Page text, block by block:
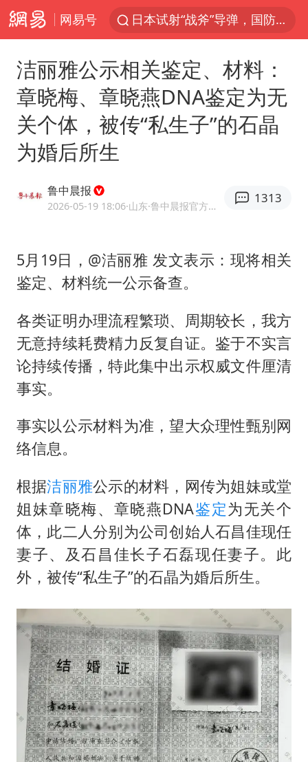
网易号
东航：国内客票提前14天免费退改
向鹏0-3不敌张本智和
四川宜宾市高县4.9级地震致1人死亡
超颖电子拟投资20.86亿建设新项目
我国外贸延续良好增长态势
宇树科技中一签需缴款7.54万元
广东雷州通报特教老师招聘违规事件
两名乘客在飞机上因调节座椅起冲突
洁丽雅公示相关鉴定、材料：
章晓梅、章晓燕DNA鉴定为无
关个体，被传“私生子”的石晶
为婚后所生
鲁中晨报
2026-05-19 18:06·山东 ·鲁中晨报官方网易号
1313
5月19日，@洁丽雅 发文表示：现将相关
鉴定、材料统一公示备查。
各类证明办理流程繁琐、周期较长，我方
无意持续耗费精力反复自证。鉴于不实言
论持续传播，特此集中出示权威文件厘清
事实。
事实以公示材料为准，望大众理性甄别网
络信息。
根据洁丽雅公示的材料，网传为姐妹或堂
姐妹章晓梅、章晓燕DNA鉴定为无关个
体，此二人分别为公司创始人石昌佳现任
妻子、及石昌佳长子石磊现任妻子。此
外，被传“私生子”的石晶为婚后所生。